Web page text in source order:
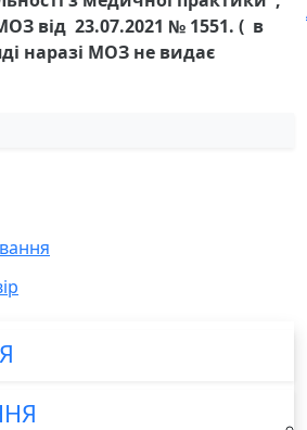
від 23.07.2021 № 1551. ( в
наразі МОЗ не видає